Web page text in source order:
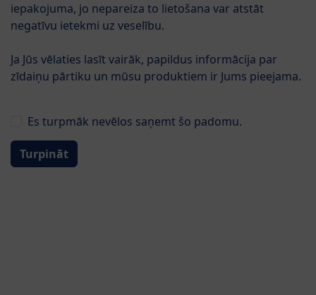
iepakojuma, jo nepareiza to lietošana var atstāt
negatīvu ietekmi uz veselību.
Ja Jūs vēlaties lasīt vairāk, papildus informācija par
zīdaiņu pārtiku un mūsu produktiem ir Jums pieejama.
Es turpmāk nevēlos saņemt šo padomu.
Turpināt